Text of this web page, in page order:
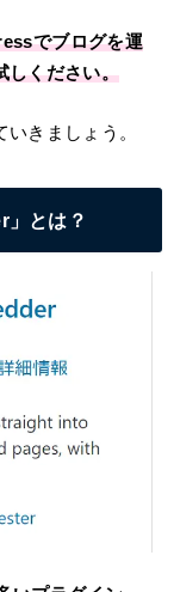
でブログを運
しください。
きましょう。
」とは？